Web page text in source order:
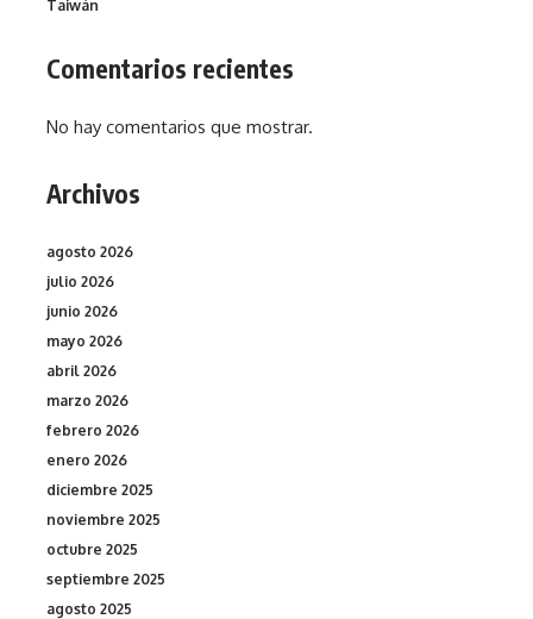
Taiwán
Comentarios recientes
No hay comentarios que mostrar.
Archivos
agosto 2026
julio 2026
junio 2026
mayo 2026
abril 2026
marzo 2026
febrero 2026
enero 2026
diciembre 2025
noviembre 2025
octubre 2025
septiembre 2025
agosto 2025